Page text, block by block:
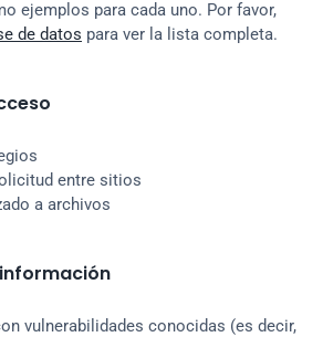
ejemplos para cada uno. Por favor,
de datos para ver la lista completa.
entre sitios
a archivos